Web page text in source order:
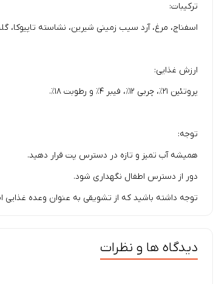
ترکیبات:
اسفناج، مرغ، آرد سیب زمینی شیرین، نشاسته
ارزش غذایی:
پروتئين ۲۱٪، چربی ۱۲٪، فیبر ۴٪ و رطوبت ۱۸٪.
توجه:
همیشه آب تمیز و تازه در دسترس پت قرار دهید.
دور از دسترس اطفال نگهداری شود.
توجه داشته باشید که از تشویقی به عنوان وعده غذایی
دیدگاه ها و نظرات